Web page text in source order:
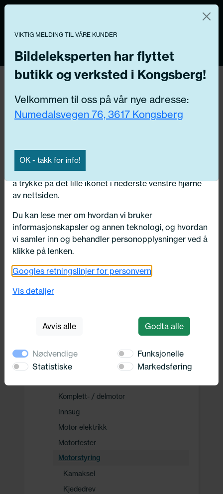
Få riktig del til bilen din ved å legge inn
N
Velg kjøretøy
Drivverk
Motor, Drivstoff og Eksos
Drivstoff system
Ureainnsprøytning
Motor
Komplett- / delmotor
Innsug
Motor elektrikk
Motorfester
Motorstyring
Kamaksel
Kjededrev
Vi og våre forretningspartnere bruker teknologier,
inkludert informasjonskapsler/«cookies» til å samle
informasjon om deg for forskjellige formål, inkludert:
Funksjonelle, Statistiske, Markedsføring
Ved å trykke «Godta» gir du din tillatelse til alle disse
formålene. Du kan også velge formålet du vil
innstillingene».
Du kan trekke tilbake samtykket ditt til enhver tid ved
å trykke på det lille ikonet i nederste venstre hjørne
av nettsiden.
Du kan lese mer om hvordan vi bruker
informasjonskapsler og annen teknologi, og hvordan
vi samler inn og behandler personopplysninger ved å
klikke på lenken.
Googles retningslinjer for personvern
Vis detaljer
Avvis alle Godta alle
Nødvendige
Funksjonelle
Statistiske
Markedsføring
VIKTIG MELDING TIL VÅRE KUNDER
Bildeleksperten har flyttet
butikk og verksted i Kongsberg!
Velkommen til oss på vår nye adresse:
Numedalsvegen 76, 3617 Kongsberg
OK - takk for info!